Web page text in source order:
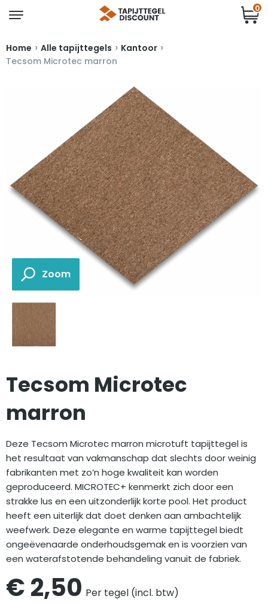
0
Home › Alle tapijttegels › Kantoor ›
Tecsom Microtec marron
Tecsom Microtec
marron
Deze Tecsom Microtec marron microtuft tapijttegel is
het resultaat van vakmanschap dat slechts door weinig
fabrikanten met zo’n hoge kwaliteit kan worden
geproduceerd. MICROTEC+ kenmerkt zich door een
strakke lus en een uitzonderlijk korte pool. Het product
heeft een uiterlijk dat doet denken aan ambachtelijk
weefwerk. Deze elegante en warme tapijttegel biedt
ongeëvenaarde onderhoudsgemak en is voorzien van
een waterafstotende behandeling vanuit de fabriek.
€2,50 Per tegel (incl. btw)